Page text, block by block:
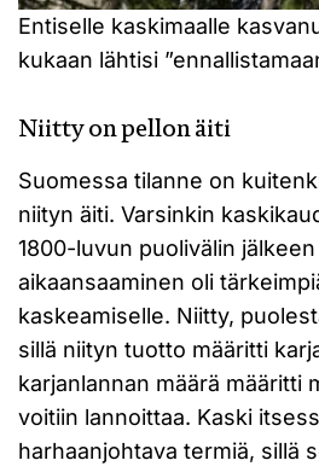
Entiselle kaskimaalle
kukaan lähtisi
Niitty on pellon äiti
Suomessa tilanne on
niityn äiti. Varsinkin
1800-luvun puolivälin
aikaansaaminen oli
kaskeamiselle. Niitty,
sillä niityn tuotto määritti
karjanlannan määrä määritti
voitiin lannoittaa. Kaski
harhaanjohtava termiä, sillä